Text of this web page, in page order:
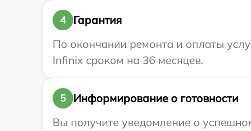
4
Гарантия
По окончании ремонта и оплаты
Infinix сроком на 36 месяцев.
5
Информирование о готовности
Вы получите уведомление о